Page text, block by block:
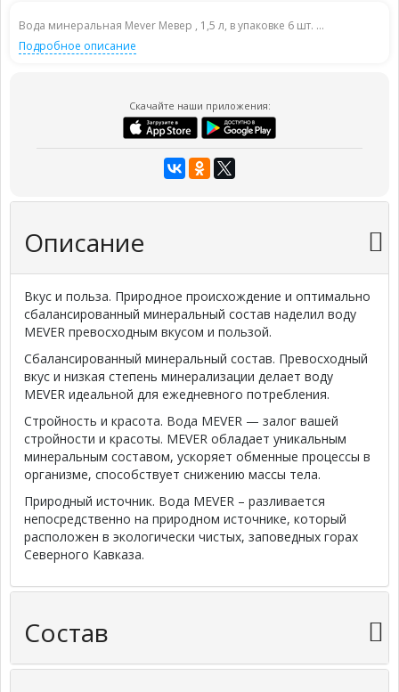
Вода минеральная Mever Мевер , 1,5 л, в упаковке 6 шт. ...
Подробное описание
Скачайте наши приложения:
Описание
Вкус и польза. Природное происхождение и оптимально
сбалансированный минеральный состав наделил воду
MEVER превосходным вкусом и пользой.
Сбалансированный минеральный состав. Превосходный
вкус и низкая степень минерализации делает воду
MEVER идеальной для ежедневного потребления.
Стройность и красота. Вода MEVER — залог вашей
стройности и красоты. MEVER обладает уникальным
минеральным составом, ускоряет обменные процессы в
организме, способствует снижению массы тела.
Природный источник. Вода MEVER – разливается
непосредственно на природном источнике, который
расположен в экологически чистых, заповедных горах
Северного Кавказа.
Состав